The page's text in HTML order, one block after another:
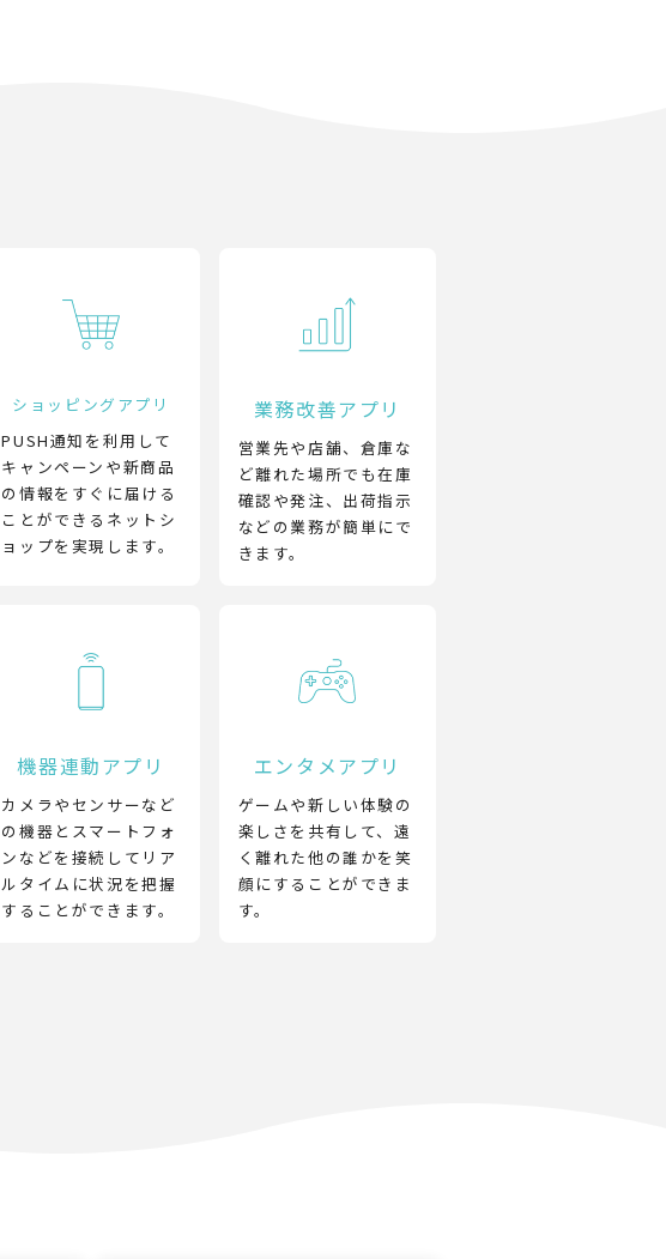
ショッピングアプリ
PUSH通知を利用して
キャンペーンや新商品
の情報をすぐに届ける
ことができるネットシ
ョップを実現します。
業務改善アプリ
営業先や店舗、倉庫な
ど離れた場所でも在庫
確認や発注、出荷指示
などの業務が簡単にで
きます。
機器連動アプリ
カメラやセンサーなど
の機器とスマートフォ
ンなどを接続してリア
ルタイムに状況を把握
することができます。
エンタメアプリ
ゲームや新しい体験の
楽しさを共有して、遠
く離れた他の誰かを笑
顔にすることができま
す。